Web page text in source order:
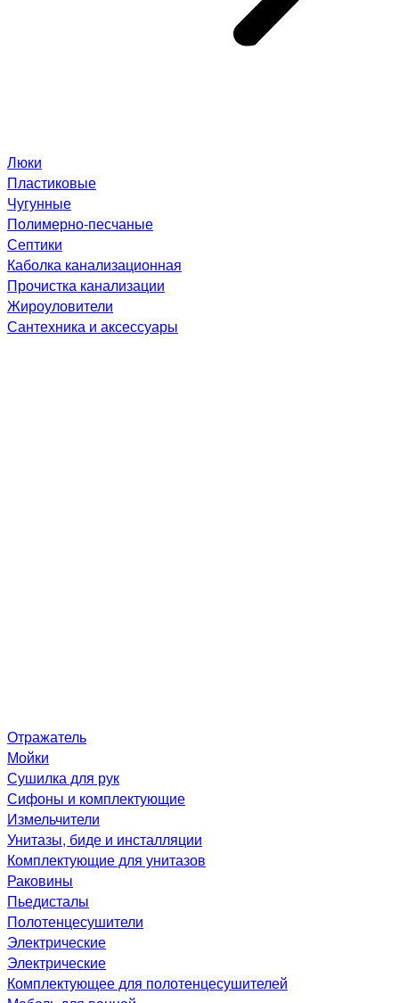
Люки
Пластиковые
Чугунные
Полимерно-песчаные
Септики
Каболка канализационная
Прочистка канализации
Жироуловители
Сантехника и аксессуары
Отражатель
Мойки
Сушилка для рук
Сифоны и комплектующие
Измельчители
Унитазы, биде и инсталляции
Комплектующие для унитазов
Раковины
Пьедисталы
Полотенцесушители
Электрические
Электрические
Комплектующее для полотенцесушителей